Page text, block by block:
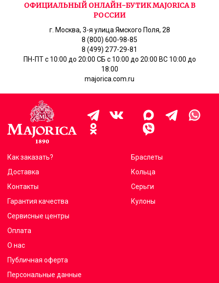
ОФИЦИАЛЬНЫЙ ОНЛАЙН-БУТИК MAJORICA В
РОССИИ
г. Москва, 3-я улица Ямского Поля, 28
8 (800) 600-98-85
8 (499) 277-29-81
ПН-ПТ с 10:00 до 20:00 СБ с 10:00 до 20:00 ВС 10:00 до
18:00
majorica.com.ru
Как заказать?
Доставка
Контакты
Гарантия качества
Сервисные центры
Оплата
О нас
Публичная оферта
Персональные данные
Браслеты
Кольца
Серьги
Кулоны